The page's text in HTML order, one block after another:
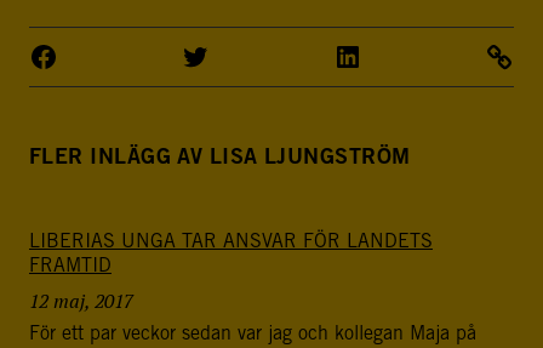
FLER INLÄGG AV LISA LJUNGSTRÖM
LIBERIAS UNGA TAR ANSVAR FÖR LANDETS
FRAMTID
12 maj, 2017
För ett par veckor sedan var jag och kollegan Maja på